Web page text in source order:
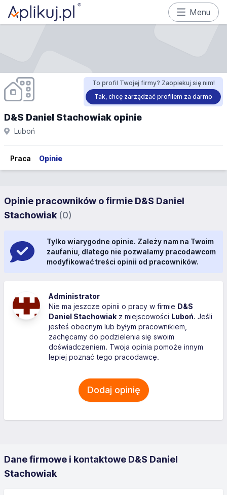
Menu
To profil Twojej firmy? Zaopiekuj się nim!
Tak, chcę zarządzać profilem za darmo
D&S Daniel Stachowiak opinie
Luboń
Praca Opinie
Opinie pracowników o firmie D&S Daniel
Stachowiak (0)
Tylko wiarygodne opinie. Zależy nam na Twoim
zaufaniu, dlatego nie pozwalamy pracodawcom
modyfikować treści opinii od pracowników.
Administrator
Nie ma jeszcze opinii o pracy w firmie D&S
Daniel Stachowiak z miejscowości Luboń. Jeśli
jesteś obecnym lub byłym pracownikiem,
zachęcamy do podzielenia się swoim
doświadczeniem. Twoja opinia pomoże innym
lepiej poznać tego pracodawcę.
Dodaj opinię
Dane firmowe i kontaktowe D&S Daniel
Stachowiak